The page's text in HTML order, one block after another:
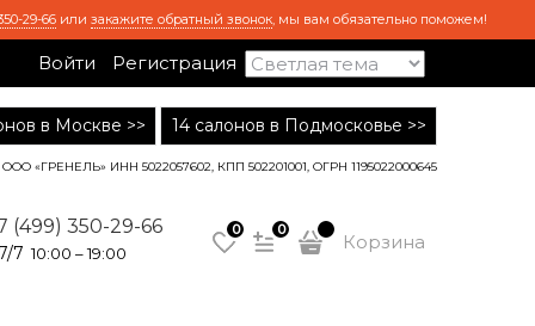
29-66 или закажите обратный звонок, мы вам обязательно поможем!
Войти Регистрация
в Москве >> 14 салонов в Подмосковье >>
ООО «ГРЕНЕЛЬ» ИНН 5022057602, КПП 502201001, ОГРН 1195022000645
(499) 350-29-66
7 10:00 – 19:00
0 0
Корзина